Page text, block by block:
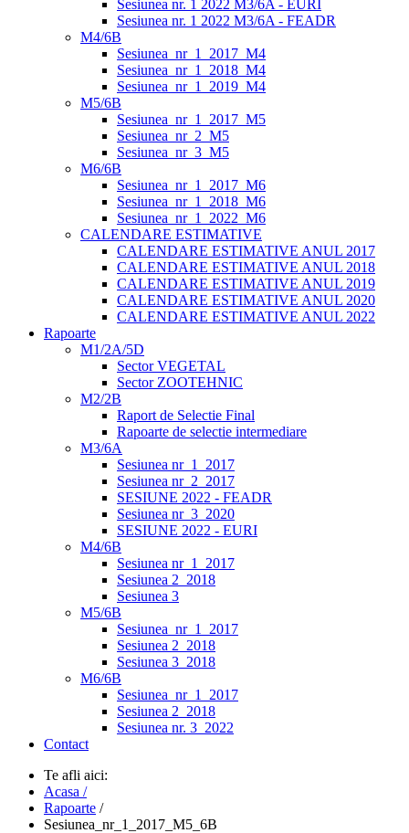
Sesiunea nr. 1 2022 M3/6A - EURI
Sesiunea nr. 1 2022 M3/6A - FEADR
M4/6B
Sesiunea_nr_1_2017_M4
Sesiunea_nr_1_2018_M4
Sesiunea_nr_1_2019_M4
M5/6B
Sesiunea_nr_1_2017_M5
Sesiunea_nr_2_M5
Sesiunea_nr_3_M5
M6/6B
Sesiunea_nr_1_2017_M6
Sesiunea_nr_1_2018_M6
Sesiunea_nr_1_2022_M6
CALENDARE ESTIMATIVE
CALENDARE ESTIMATIVE ANUL 2017
CALENDARE ESTIMATIVE ANUL 2018
CALENDARE ESTIMATIVE ANUL 2019
CALENDARE ESTIMATIVE ANUL 2020
CALENDARE ESTIMATIVE ANUL 2022
Rapoarte
M1/2A/5D
Sector VEGETAL
Sector ZOOTEHNIC
M2/2B
Raport de Selectie Final
Rapoarte de selectie intermediare
M3/6A
Sesiunea nr_1_2017
Sesiunea nr_2_2017
SESIUNE 2022 - FEADR
Sesiunea nr_3_2020
SESIUNE 2022 - EURI
M4/6B
Sesiunea nr_1_2017
Sesiunea 2_2018
Sesiunea 3
M5/6B
Sesiunea_nr_1_2017
Sesiunea 2_2018
Sesiunea 3_2018
M6/6B
Sesiunea_nr_1_2017
Sesiunea 2_2018
Sesiunea nr. 3_2022
Contact
Te afli aici:
Acasa /
Rapoarte /
Sesiunea_nr_1_2017_M5_6B